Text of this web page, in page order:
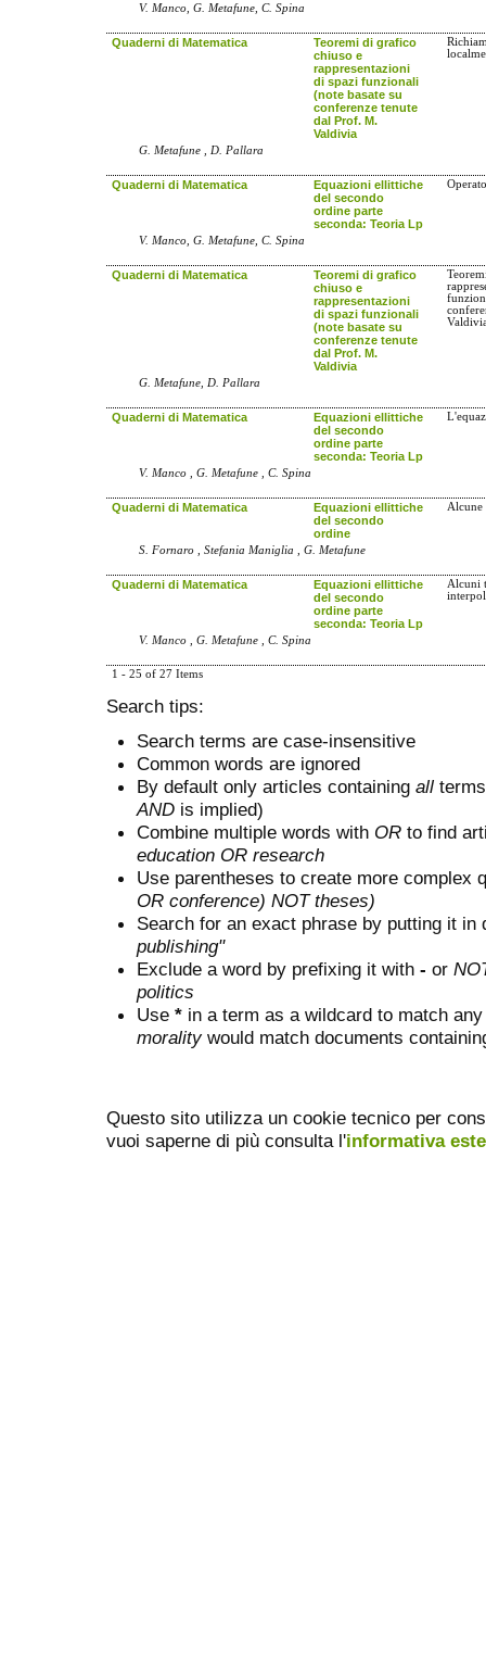
V. Manco, G. Metafune, C. Spina
Quaderni di Matematica
Teoremi di grafico
chiuso e
rappresentazioni
di spazi funzionali
(note basate su
conferenze tenute
dal Prof. M.
Valdivia
G. Metafune , D. Pallara
Quaderni di Matematica
Equazioni ellittiche
del secondo
ordine parte
seconda: Teoria Lp
V. Manco, G. Metafune, C. Spina
Quaderni di Matematica
Teoremi di grafico
chiuso e
rappresentazioni
di spazi funzionali
(note basate su
conferenze tenute
dal Prof. M.
Valdivia
G. Metafune, D. Pallara
Quaderni di Matematica
Equazioni ellittiche
del secondo
ordine parte
seconda: Teoria Lp
V. Manco , G. Metafune , C. Spina
Quaderni di Matematica
Equazioni ellittiche
del secondo
ordine
Alcune
S. Fornaro , Stefania Maniglia , G. Metafune
Quaderni di Matematica
Equazioni ellittiche
del secondo
ordine parte
seconda: Teoria Lp
Alcuni
V. Manco , G. Metafune , C. Spina
1 - 25 of 27 Items
Search tips:
Search terms are case-insensitive
Common words are ignored
By default only articles containing all
AND is implied)
Combine multiple words with OR to find
education OR research
Use parentheses to create more complex
OR conference) NOT theses)
Search for an exact phrase by putting it
publishing"
Exclude a word by prefixing it with - or
politics
Use * in a term as a wildcard to match
moralitywould match documents
Questo sito utilizza un cookie tecnico per
vuoi saperne di più consulta l'informativa